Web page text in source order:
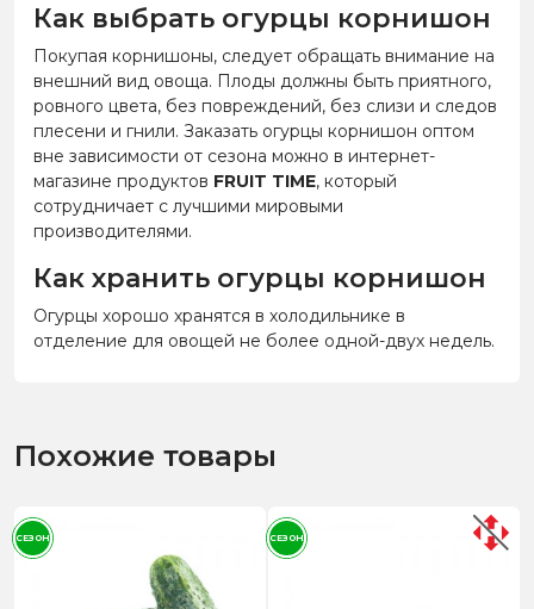
Как выбрать огурцы корнишон
Покупая корнишоны, следует обращать внимание на
внешний вид овоща. Плоды должны быть приятного,
ровного цвета, без повреждений, без слизи и следов
плесени и гнили. Заказать огурцы корнишон оптом
вне зависимости от сезона можно в интернет-
магазине продуктов FRUIT TIME, который
сотрудничает с лучшими мировыми
производителями.
Как хранить огурцы корнишон
Огурцы хорошо хранятся в холодильнике в
отделение для овощей не более одной-двух недель.
Похожие товары
СЕЗОН СЕЗОН